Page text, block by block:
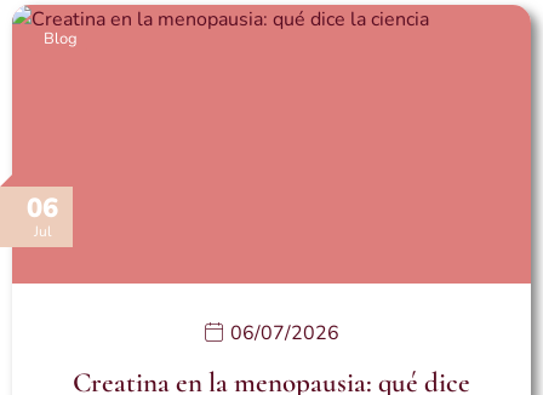
06
Jul
Blog
06/07/2026
Creatina en la menopausia: qué dice